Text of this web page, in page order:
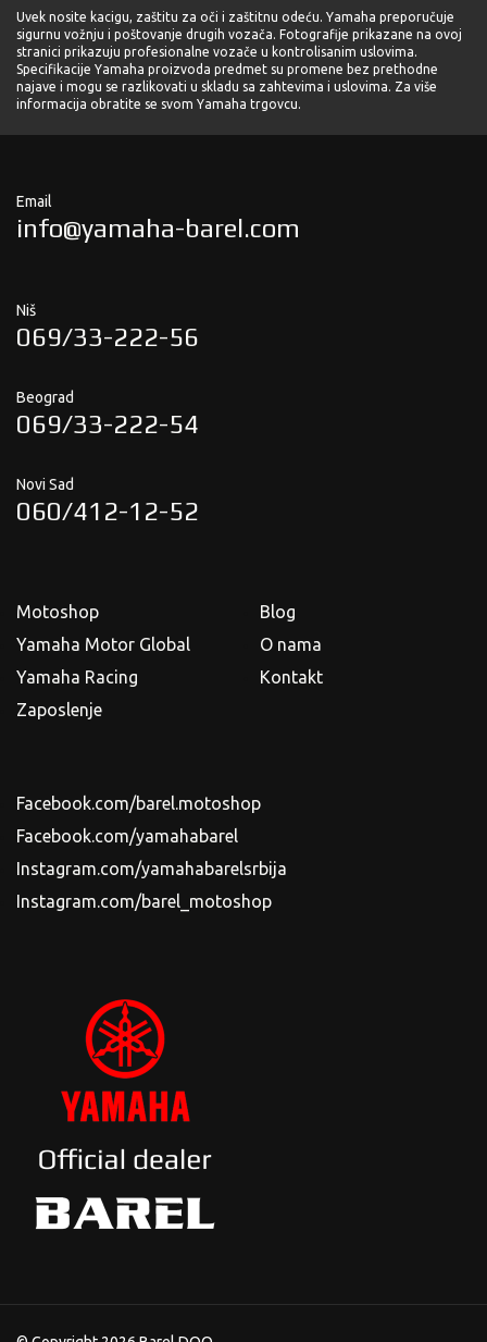
Uvek nosite kacigu, zaštitu za oči i zaštitnu odeću. Yamaha preporučuje
sigurnu vožnju i poštovanje drugih vozača. Fotografije prikazane na ovoj
stranici prikazuju profesionalne vozače u kontrolisanim uslovima.
Specifikacije Yamaha proizvoda predmet su promene bez prethodne
najave i mogu se razlikovati u skladu sa zahtevima i uslovima. Za više
informacija obratite se svom Yamaha trgovcu.
Email
info@yamaha-barel.com
Niš
069/33-222-56
Beograd
069/33-222-54
Novi Sad
060/412-12-52
Motoshop
Yamaha Motor Global
Yamaha Racing
Zaposlenje
Blog
O nama
Kontakt
Facebook.com/barel.motoshop
Facebook.com/yamahabarel
Instagram.com/yamahabarelsrbija
Instagram.com/barel_motoshop